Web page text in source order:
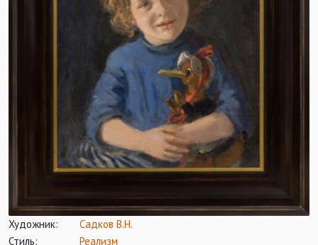
Художник:
Садков В.Н.
Стиль:
Реализм